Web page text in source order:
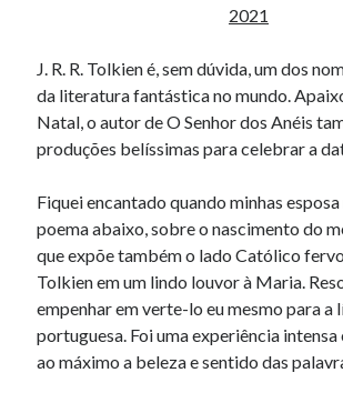
2021
J. R. R. Tolkien é, sem dúvida, um dos
da literatura fantástica no mundo.
Natal, o autor de O Senhor dos Anéis
produções belíssimas para celebrar a
Fiquei encantado quando minhas
poema abaixo, sobre o nascimento do
que expõe também o lado Católico
Tolkien em um lindo louvor à Maria.
empenhar em verte-lo eu mesmo para a
portuguesa. Foi uma experiência
ao máximo a beleza e sentido das